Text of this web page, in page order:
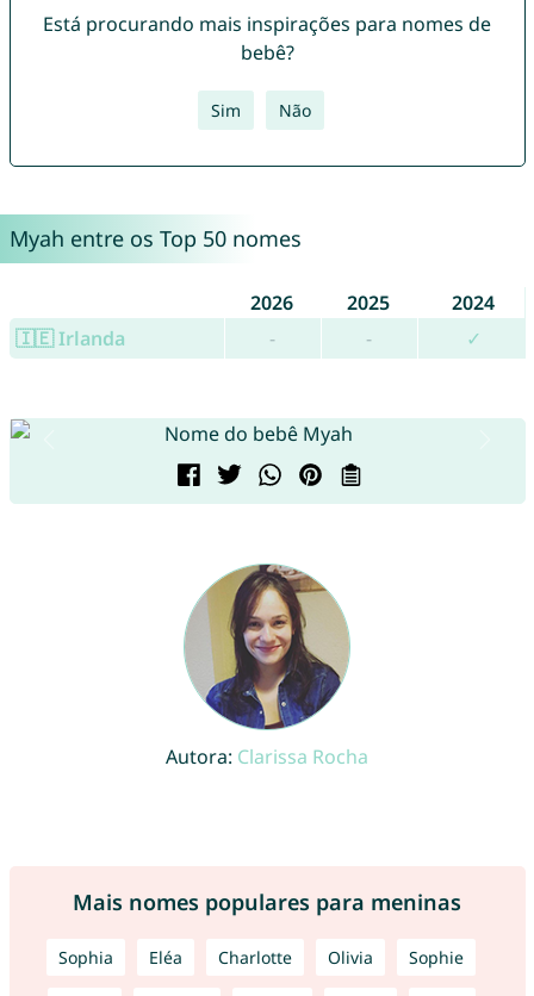
Está procurando mais inspirações para nomes de
bebê?
Sim Não
Myah entre os Top 50 nomes
2026 2025
2024
🇮🇪 Irlanda
- - ✓
Autora: Clarissa Rocha
Mais nomes populares para meninas
Sophia Eléa Charlotte Olivia Sophie